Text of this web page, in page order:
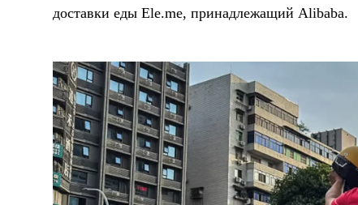
доставки еды Ele.me, принадлежащий Alibaba.